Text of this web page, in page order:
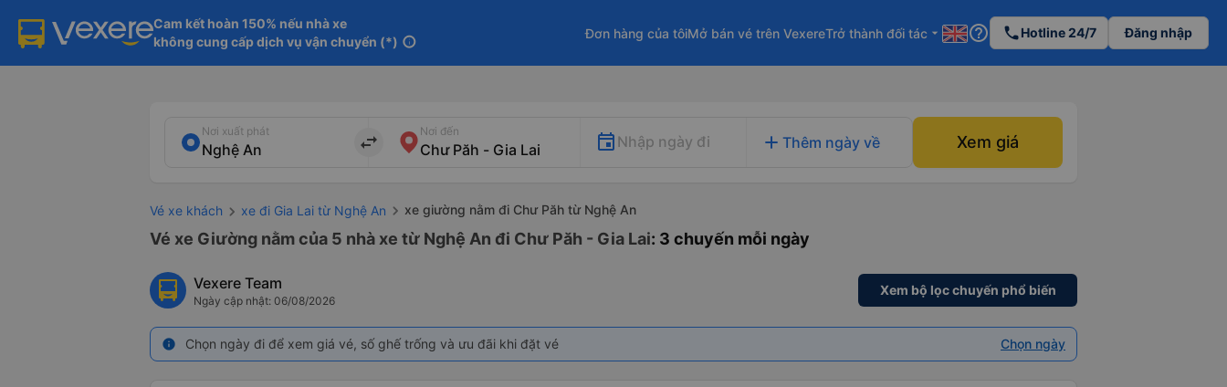
Cam kết hoàn 150% nếu nhà xe
không cung cấp dịch vụ vận chuyển (*) info
Đơn hàng của tôiMở bán vé trên VexereTrở thành đối tác arrow_drop_down help_outline phoneHotline 24/7 Đăng nhập
Nơi xuất phát
import_export
Nơi đến
Nhập ngày đi add Thêm ngày về Xem giá
Vé xe khách xe đi Gia Lai từ Nghệ An xe giường nằm đi Chư Păh từ Nghệ An
Vé xe Giường nằm của 5 nhà xe từ Nghệ An đi Chư Păh - Gia Lai: 3 chuyến mỗi ngày
Vexere Team
Ngày cập nhật: 06/08/2026
Xem bộ lọc chuyến phổ biến
info Chọn ngày đi để xem giá vé, số ghế trống và ưu đãi khi đặt vé Chọn ngày